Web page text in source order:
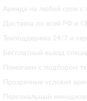
Аренда на любой срок с
Доставка по всей РФ и
Техподдержка 24/7 и
Бесплатный выезд
Помогаем с подбором
Прозрачные условия
Персональный